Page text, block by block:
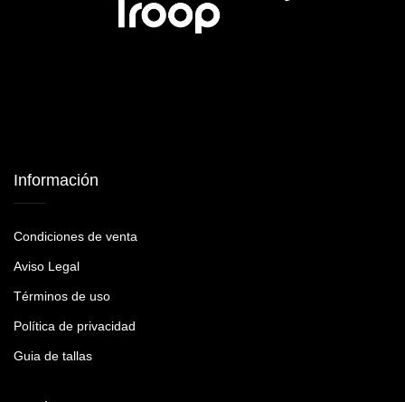
Información
Condiciones de venta
Aviso Legal
Términos de uso
Política de privacidad
Guia de tallas